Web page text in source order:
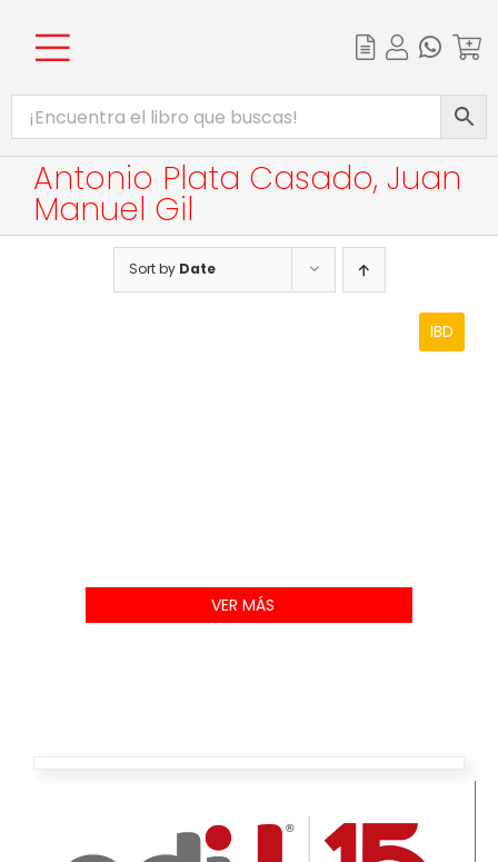
contentToggle
NavigationCATÁLOGO
PROMOCIONES
Antonio Plata Casado, Juan
Manuel Gil
Sort by Date
IBD
VER MÁS